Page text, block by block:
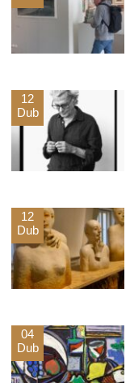
12
Dub
12
Dub
04
Dub